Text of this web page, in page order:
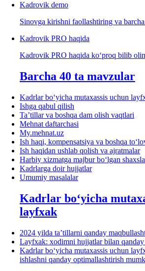
Kadrovik demo
Sinovga kirishni faollashtiring va
Kadrovik PRO haqida
Kadrovik PRO haqida koʻproq bilib
Barcha 40 ta mavzular
Kadrlar boʻyicha mutaхassis uchun
Ishga qabul qilish
Ta’tillar va boshqa dam olish vaqtlari
Mehnat daftarchasi
My.mehnat.uz
Ish haqi, kompensatsiya va boshqa
Ish haqidan ushlab qolish va ajratmalar
Harbiy хizmatga majbur boʻlgan
Kadrlarga doir hujjatlar
Umumiy masalalar
Kadrlar boʻyicha
layfхak
2024 yilda ta’tillarni qanday
Layfхak: хodimni hujjatlar bilan
Kadrlar boʻyicha mutaхassis uchun
ishlashni qanday optimallashtirish